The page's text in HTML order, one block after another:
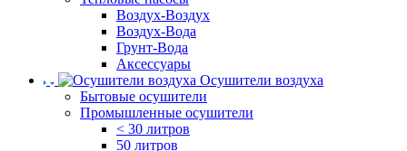
Воздух-Воздух
Воздух-Вода
Грунт-Вода
Аксессуары
Осушители воздуха
Бытовые осушители
Промышленные осушители
< 30 литров
50 литров